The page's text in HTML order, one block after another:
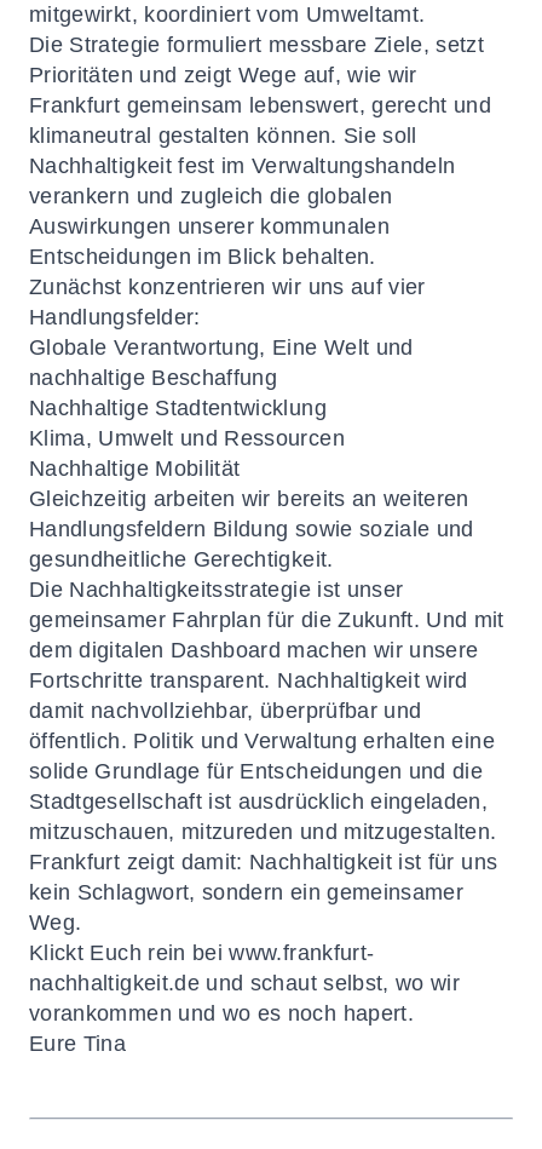
mitgewirkt, koordiniert vom Umweltamt.
Die Strategie formuliert messbare Ziele, setzt
Prioritäten und zeigt Wege auf, wie wir
Frankfurt gemeinsam lebenswert, gerecht und
klimaneutral gestalten können. Sie soll
Nachhaltigkeit fest im Verwaltungshandeln
verankern und zugleich die globalen
Auswirkungen unserer kommunalen
Entscheidungen im Blick behalten.
Zunächst konzentrieren wir uns auf vier
Handlungsfelder:
Globale Verantwortung, Eine Welt und
nachhaltige Beschaffung
Nachhaltige Stadtentwicklung
Klima, Umwelt und Ressourcen
Nachhaltige Mobilität
Gleichzeitig arbeiten wir bereits an weiteren
Handlungsfeldern Bildung sowie soziale und
gesundheitliche Gerechtigkeit.
Die Nachhaltigkeitsstrategie ist unser
gemeinsamer Fahrplan für die Zukunft. Und mit
dem digitalen Dashboard machen wir unsere
Fortschritte transparent. Nachhaltigkeit wird
damit nachvollziehbar, überprüfbar und
öffentlich. Politik und Verwaltung erhalten eine
solide Grundlage für Entscheidungen und die
Stadtgesellschaft ist ausdrücklich eingeladen,
mitzuschauen, mitzureden und mitzugestalten.
Frankfurt zeigt damit: Nachhaltigkeit ist für uns
kein Schlagwort, sondern ein gemeinsamer
Weg.
Klickt Euch rein beiwww.frankfurt-
nachhaltigkeit.deund schaut selbst, wo wir
vorankommen und wo es noch hapert.
Eure Tina